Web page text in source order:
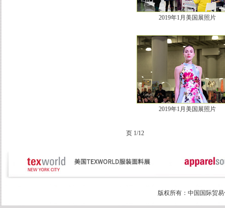
2019年1月美国展照片
2019年1月美国展照片
页 1/12
版权所有：中国国际贸